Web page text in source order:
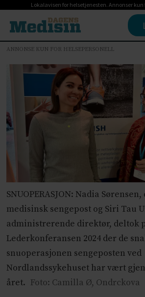
Lokalavisen for helsetjenesten. Annonser kun
ANNONSE KUN FOR HELSEPERSONELL
SNUOPERASJON: Nadia
medisinsk sengepost og Siri Tau
administrerende direktør, deltok
Lederkonferansen 2024 der de
snuoperasjonen sengeposten ved
Nordlandssykehuset har vært
året. Foto: Camilla Ø, Ondrckova